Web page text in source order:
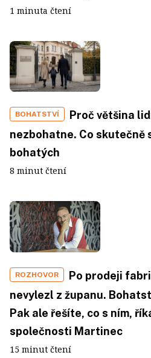
1 minuta čtení
BOHATSTVÍ
Proč většina
nezbohatne. Co skutečně
bohatých
8 minut čtení
ROZHOVOR
Po prodeji
nevylezl z županu.
Pak ale řešíte, co s ním,
společnosti Martinec
15 minut čtení